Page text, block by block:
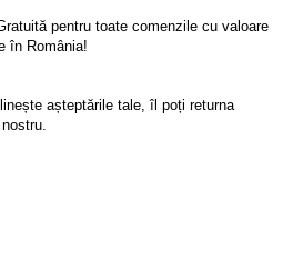
pentru toate comenzile cu valoare
în România!
așteptările tale, îl poți returna